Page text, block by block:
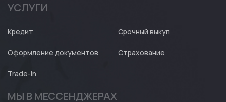
УСЛУГИ
Кредит Срочный выкуп
Оформление документов Страхование
Trade-in
МЫ В МЕССЕНДЖЕРАХ